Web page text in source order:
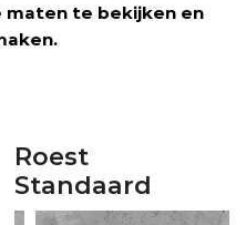
maten te bekijken en
Roest
Standaard